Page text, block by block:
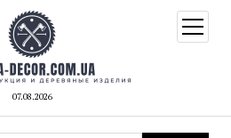
07.08.2026
меню